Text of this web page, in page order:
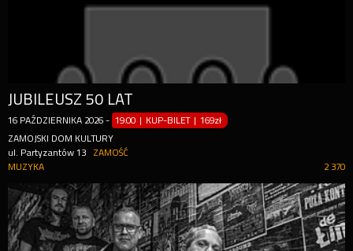
JUBILEUSZ 50 LAT
16 PAŹDZIERNIKA 2026 - 19:00 | KUP-BILET |169zł
ZAMOJSKI DOM KULTURY
ul. Partyzantów 13
ZAMOŚĆ
2 370
MUZYKA